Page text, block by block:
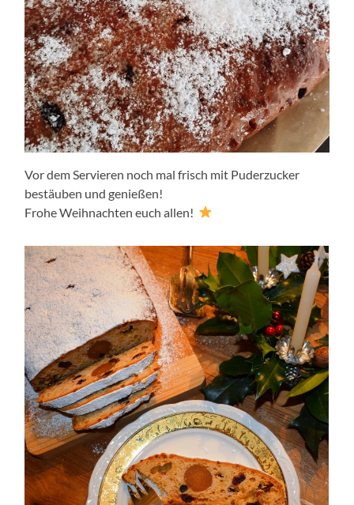
Vor dem Servieren noch mal frisch mit Puderzucker
bestäuben und genießen!
Frohe Weihnachten euch allen!